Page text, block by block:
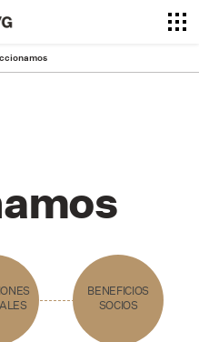
BENEFICIOS
SOCIOS